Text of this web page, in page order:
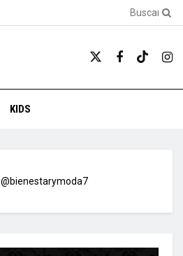
KIDS
@bienestarymoda7